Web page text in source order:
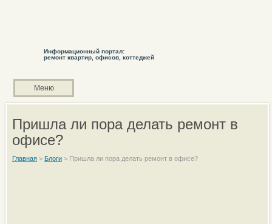
Информационный портал:
ремонт квартир, офисов, коттеджей
Меню
Пришла ли пора делать ремонт в
офисе?
Главная> Блоги> Пришла ли пора делать ремонт в офисе?